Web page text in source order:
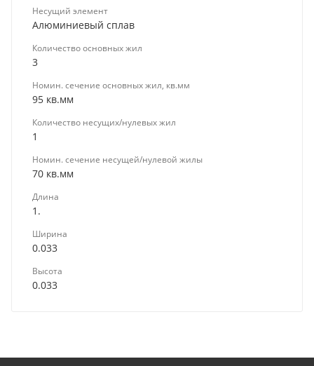
Несущий элемент
Алюминиевый сплав
Количество основных жил
3
Номин. сечение основных жил, кв.мм
95 кв.мм
Количество несущих/нулевых жил
1
Номин. сечение несущей/нулевой жилы
70 кв.мм
Длина
1.
Ширина
0.033
Высота
0.033